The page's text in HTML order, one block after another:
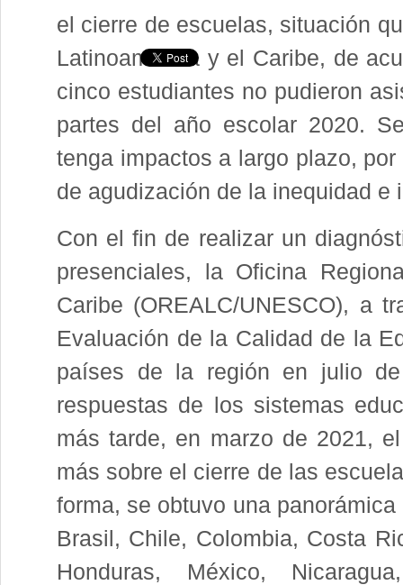
el cierre de escuelas, situación
Latinoamérica y el Caribe, de
cinco estudiantes no pudieron
partes del año escolar 2020.
tenga impactos a largo plazo,
de agudización de la inequidad
Con el fin de realizar un
presenciales, la Oficina
Caribe (OREALC/UNESCO), a
Evaluación de la Calidad de la
países de la región en julio
respuestas de los sistemas
más tarde, en marzo de 2021,
más sobre el cierre de las
forma, se obtuvo una
Brasil, Chile, Colombia, Costa
Honduras, México,